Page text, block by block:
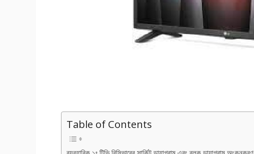
Table of Contents